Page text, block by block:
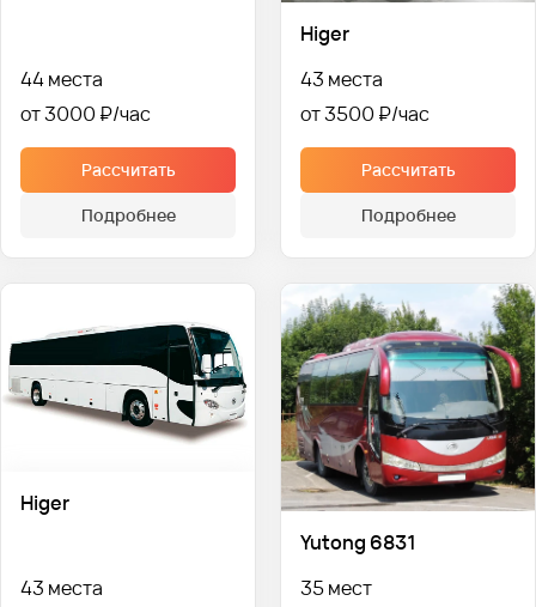
44 места
от 3000 ₽
Рассчитать
Подробнее
Higer
43 места
от 3500 ₽
Рассчитать
Подробнее
Higer
43 места
Yutong 6831
35 мест